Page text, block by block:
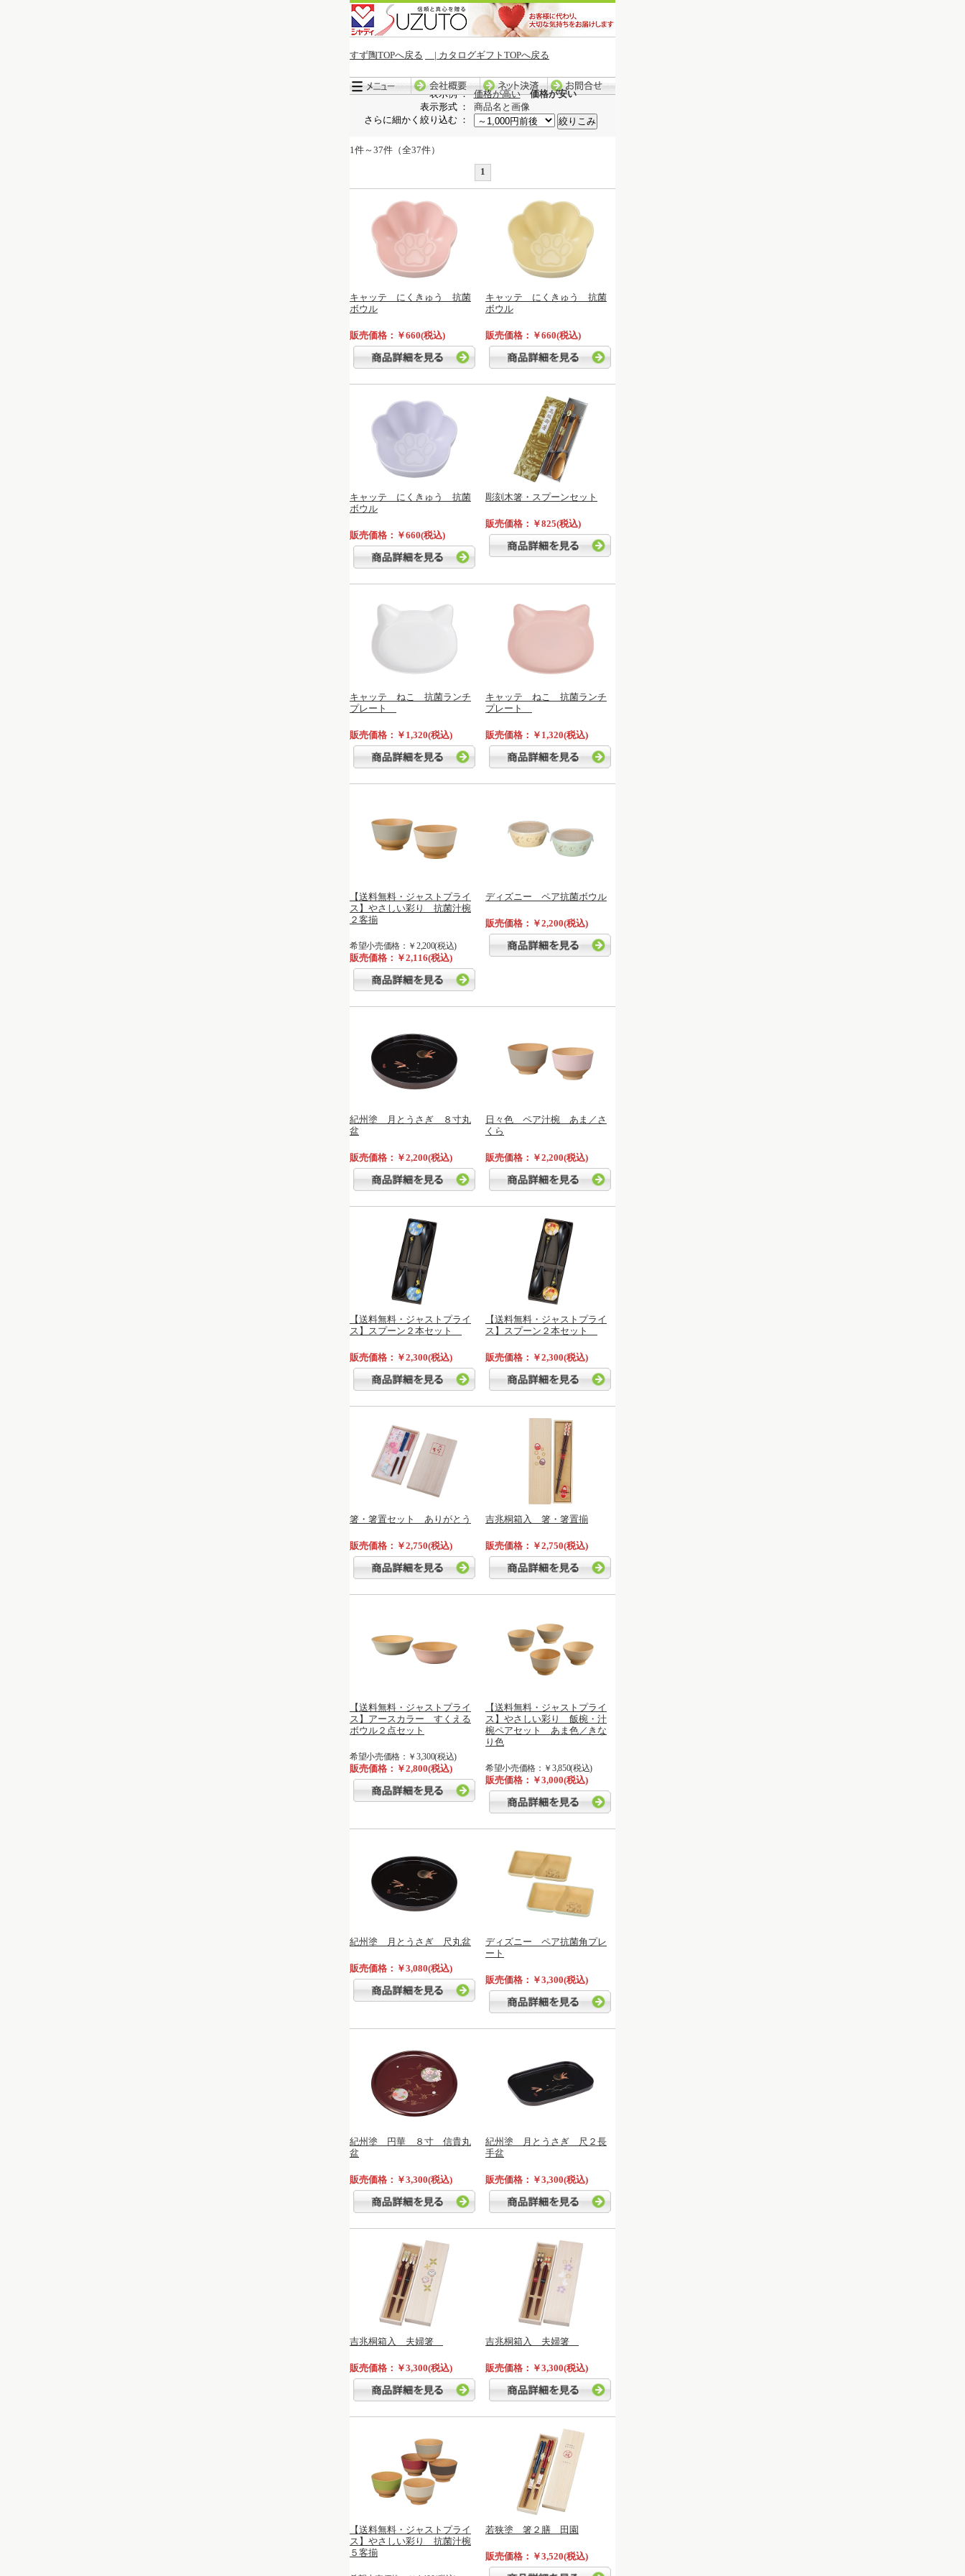
冬季休暇中の発送について
すず陶TOPへ戻る | カタログギフトTOPへ戻る
表示例 ： 価格が高い
価格が安い
表示形式 ：
商品名と画像
さらに細かく絞り込む ：
1件～37件（全37件）
1
キャッテ にくきゅう 抗菌
ボウル
販売価格：￥660(税込)
キャッテ にくきゅう 抗菌
ボウル
販売価格：￥660(税込)
キャッテ にくきゅう 抗菌
ボウル
販売価格：￥660(税込)
彫刻木箸・スプーンセット
販売価格：￥825(税込)
キャッテ ねこ 抗菌ランチ
プレート
販売価格：￥1,320(税込)
キャッテ ねこ 抗菌ランチ
プレート
販売価格：￥1,320(税込)
【送料無料・ジャストプライ
ス】やさしい彩り 抗菌汁椀
２客揃
希望小売価格：￥2,200(税込)
販売価格：￥2,116(税込)
ディズニー ペア抗菌ボウル
販売価格：￥2,200(税込)
紀州塗 月とうさぎ ８寸丸
盆
販売価格：￥2,200(税込)
日々色 ペア汁椀 あま／さ
くら
販売価格：￥2,200(税込)
【送料無料・ジャストプライ
ス】スプーン２本セット
販売価格：￥2,300(税込)
【送料無料・ジャストプライ
ス】スプーン２本セット
販売価格：￥2,300(税込)
箸・箸置セット ありがとう
販売価格：￥2,750(税込)
吉兆桐箱入 箸・箸置揃
販売価格：￥2,750(税込)
【送料無料・ジャストプライ
ス】アースカラー すくえる
ボウル２点セット
希望小売価格：￥3,300(税込)
販売価格：￥2,800(税込)
【送料無料・ジャストプライ
ス】やさしい彩り 飯椀・汁
椀ペアセット あま色／きな
り色
希望小売価格：￥3,850(税込)
販売価格：￥3,000(税込)
紀州塗 月とうさぎ 尺丸盆
販売価格：￥3,080(税込)
ディズニー ペア抗菌角プレ
ート
販売価格：￥3,300(税込)
紀州塗 円華 ８寸 信貴丸
盆
販売価格：￥3,300(税込)
紀州塗 月とうさぎ 尺２長
手盆
販売価格：￥3,300(税込)
吉兆桐箱入 夫婦箸
販売価格：￥3,300(税込)
吉兆桐箱入 夫婦箸
販売価格：￥3,300(税込)
【送料無料・ジャストプライ
ス】やさしい彩り 抗菌汁椀
５客揃
若狭塗 箸２膳 田園
販売価格：￥3,520(税込)